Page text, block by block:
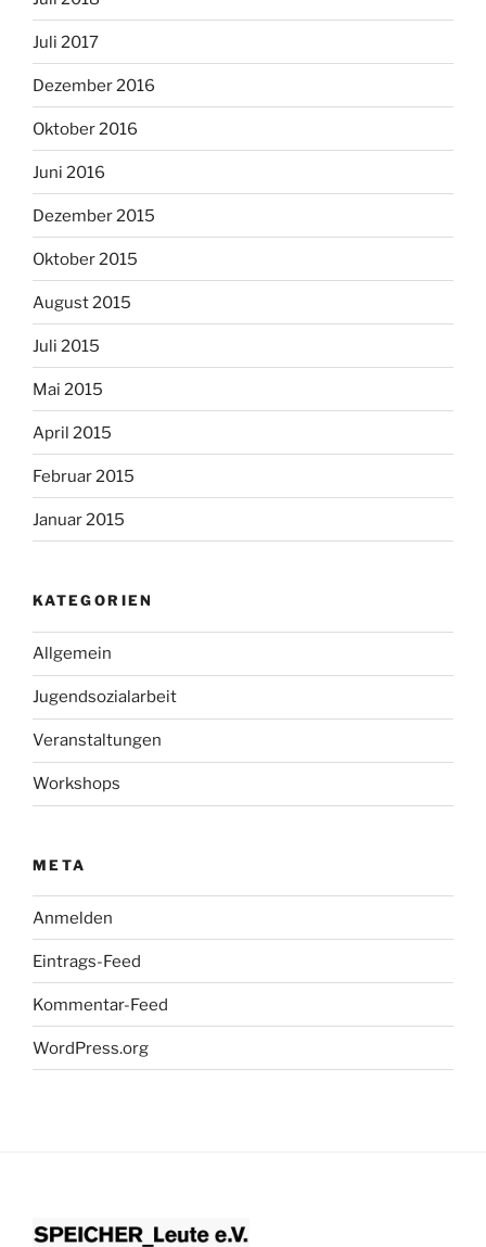
Juli 2017
Dezember 2016
Oktober 2016
Juni 2016
Dezember 2015
Oktober 2015
August 2015
Juli 2015
Mai 2015
April 2015
Februar 2015
Januar 2015
KATEGORIEN
Allgemein
Jugendsozialarbeit
Veranstaltungen
Workshops
META
Anmelden
Eintrags-Feed
Kommentar-Feed
WordPress.org